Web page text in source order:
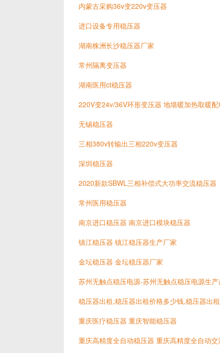
内蒙古采购36v变220v变压器
进口设备专用稳压器
湖南株洲长沙稳压器厂家
常州隔离变压器
湖南医用ct稳压器
220V变24v/36V环形变压器 地墙暖加热取暖
无锡稳压器
三相380v转输出三相220v变压器
深圳稳压器
2020新款SBWL三相补偿式大功率交流稳压器
常州医用稳压器
南京进口稳压器 南京进口模块稳压器
镇江稳压器 镇江稳压器生产厂家
金坛稳压器 金坛稳压器厂家
苏州无触点稳压电源-苏州无触点稳压电源生
稳压器出租,稳压器出租价格多少钱,稳压器出
重庆医疗稳压器 重庆智能稳压器
重庆高精度全自动稳压器 重庆高精度全自动